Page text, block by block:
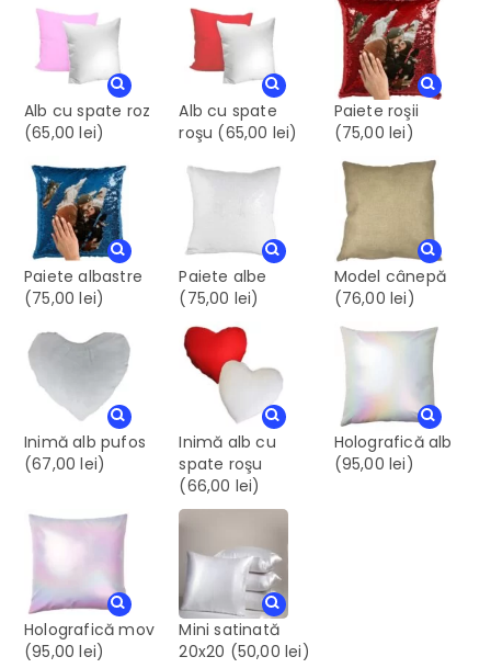
Alb cu spate roz
(65,00 lei)
Alb cu spate
roşu (65,00 lei)
Paiete roşii
(75,00 lei)
Paiete albastre
(75,00 lei)
Paiete albe
(75,00 lei)
Model cânepă
(76,00 lei)
Inimă alb pufos
(67,00 lei)
Inimă alb cu
spate roşu
(66,00 lei)
Holografică alb
(95,00 lei)
Holografică mov
(95,00 lei)
Mini satinată
20x20 (50,00 lei)